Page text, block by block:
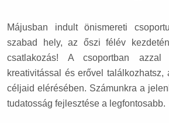
Májusban indult önismereti
szabad hely, az őszi félév
csatlakozás! A csoportban
kreativitással és erővel találkozhatsz,
céljaid elérésében. Számunkra a
tudatosság fejlesztése a legfontosabb.